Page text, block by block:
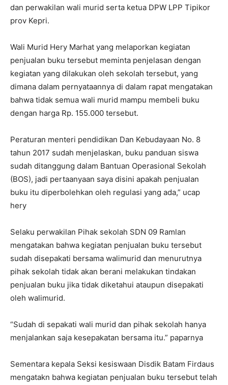
dan perwakilan wali murid serta ketua DPW LPP Tipikor
prov Kepri.
Wali Murid Hery Marhat yang melaporkan kegiatan
penjualan buku tersebut meminta penjelasan dengan
kegiatan yang dilakukan oleh sekolah tersebut, yang
dimana dalam pernyataannya di dalam rapat mengatakan
bahwa tidak semua wali murid mampu membeli buku
dengan harga Rp. 155.000 tersebut.
Peraturan menteri pendidikan Dan Kebudayaan No. 8
tahun 2017 sudah menjelaskan, buku panduan siswa
sudah ditanggung dalam Bantuan Operasional Sekolah
(BOS), jadi pertaanyaan saya disini apakah penjualan
buku itu diperbolehkan oleh regulasi yang ada,” ucap
hery
Selaku perwakilan Pihak sekolah SDN 09 Ramlan
mengatakan bahwa kegiatan penjualan buku tersebut
sudah disepakati bersama walimurid dan menurutnya
pihak sekolah tidak akan berani melakukan tindakan
penjualan buku jika tidak diketahui ataupun disepakati
oleh walimurid.
“Sudah di sepakati wali murid dan pihak sekolah hanya
menjalankan saja kesepakatan bersama itu.” paparnya
Sementara kepala Seksi kesiswaan Disdik Batam Firdaus
mengatakn bahwa kegiatan penjualan buku tersebut telah